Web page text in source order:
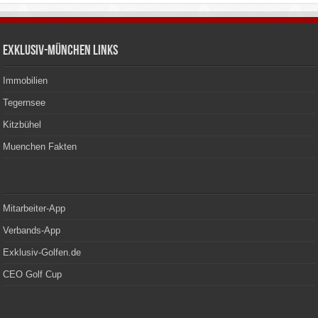
Exklusiv-München Links
Immobilien
Tegernsee
Kitzbühel
Muenchen Fakten
Mitarbeiter-App
Verbands-App
Exklusiv-Golfen.de
CEO Golf Cup